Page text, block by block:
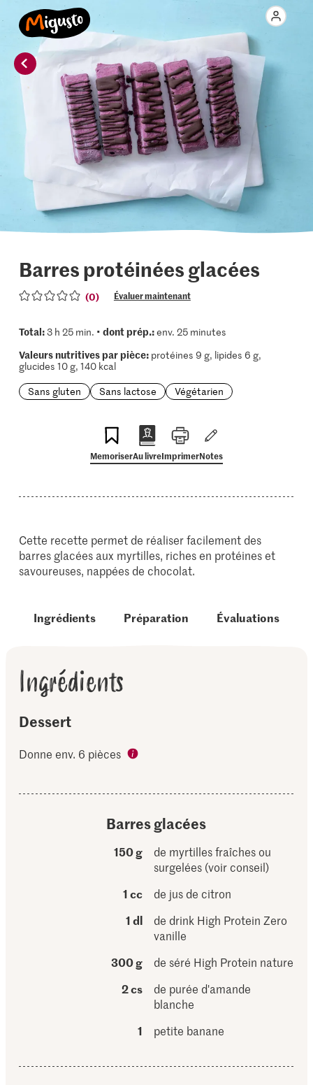
Barres protéinées glacées
(0) Évaluer maintenant
Total:3 h 25 min. • dont prép.:env. 25 minutes
Valeurs nutritives par pièce:protéines 9 g, lipides 6 g,
glucides 10 g, 140 kcal
Sans gluten
Sans lactose Végétarien
MemoriserAu livreImprimerNotes
Cette recette permet de réaliser facilement des
barres glacées aux myrtilles, riches en protéines et
savoureuses, nappées de chocolat.
Ingrédients Préparation Évaluations
Ingrédients
Dessert
Donne env. 6 pièces
Barres glacées
150 g
de myrtilles fraîches ou
surgelées (voir conseil)
1 cc
de jus de citron
1 dl
de drink High Protein Zero
vanille
300 g
de séré High Protein nature
2 cs
de purée d'amande
blanche
1
petite banane